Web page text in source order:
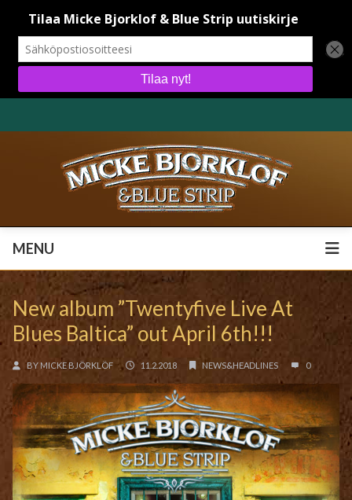
MENU
New album ”Twentyfive Live At
Blues Baltica” out April 6th!!!
BY MICKE BJÖRKLÖF 11.2.2018 NEWS&HEADLINES 0
MENU